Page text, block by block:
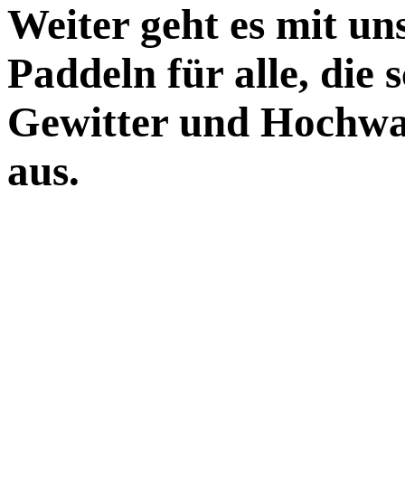
Weiter geht es mit
Paddeln für alle, die
Gewitter und
aus.